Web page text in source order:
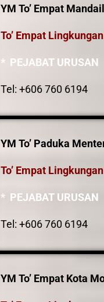
YM To’ Empat
To’ Empat
* PEJABAT URUSAN
Tel: +606 760 6194
YM To’ Paduka
To’ Empat
* PEJABAT URUSAN
Tel: +606 760 6194
YM To’ Empat Kota